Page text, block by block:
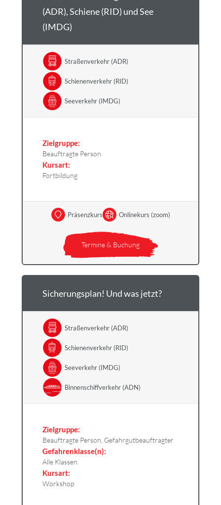
(ADR), Schiene (RID) und See
(IMDG)
Straßenverkehr (ADR)
Schienenverkehr (RID)
Seeverkehr (IMDG)
Zielgruppe:
Beauftragte Person
Kursart:
Fortbildung
Termine & Buchung
Präsenzkurs Onlinekurs (zoom)
Sicherungsplan! Und was jetzt?
Straßenverkehr (ADR)
Schienenverkehr (RID)
Seeverkehr (IMDG)
Binnenschiffverkehr (ADN)
Zielgruppe:
Beauftragte Person, Gefahrgutbeauftragter
Gefahrenklasse(n):
Alle Klassen
Kursart:
Workshop